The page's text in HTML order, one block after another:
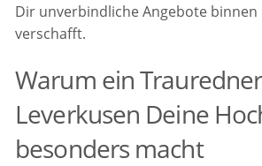
Dir unverbindliche Angebote binnen
verschafft.
Warum ein
Leverkusen Deine
besonders macht